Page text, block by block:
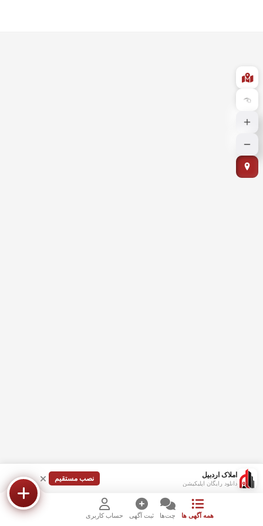
املاک اردبیل
دانلود رایگان اپلیکیشن
نصب مستقیم
همه آگهی ها چت‌ها ثبت آگهی حساب کاربری